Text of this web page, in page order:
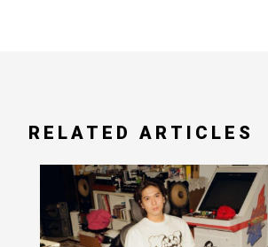
RELATED ARTICLES